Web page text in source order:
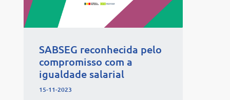
SABSEG reconhecida pelo
compromisso com a
igualdade salarial
15-11-2023